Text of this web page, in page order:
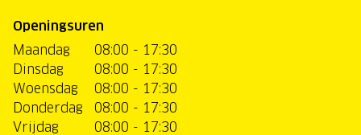
Openingsuren
Maandag
08:00 - 17:30
Dinsdag
08:00 - 17:30
Woensdag
08:00 - 17:30
Donderdag
08:00 - 17:30
Vrijdag
08:00 - 17:30